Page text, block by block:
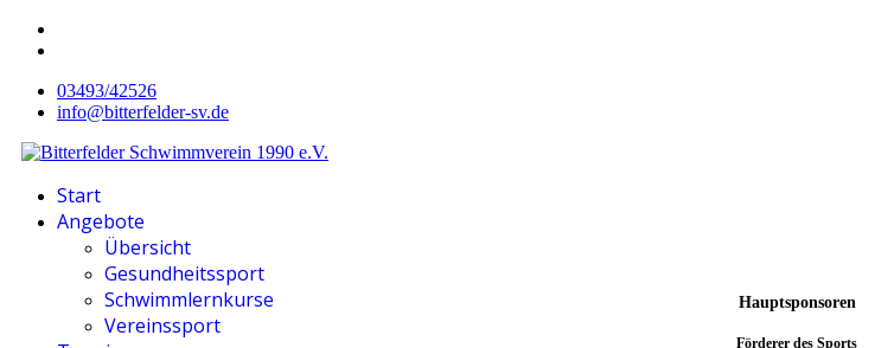
03493/42526
info@bitterfelder-sv.de
Start
Angebote
Übersicht
Gesundheitssport
Schwimmlernkurse
Vereinssport
Hauptsponsoren
Förderer des Sports